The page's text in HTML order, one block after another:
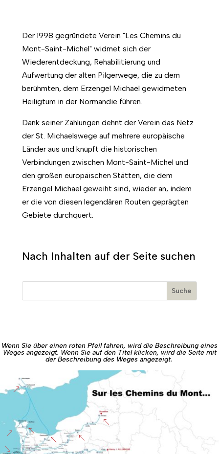
Der 1998 gegründete Verein "Les Chemins du
Mont-Saint-Michel" widmet sich der
Wiederentdeckung, Rehabilitierung und
Aufwertung der alten Pilgerwege, die zu dem
berühmten, dem Erzengel Michael gewidmeten
Heiligtum in der Normandie führen.
Dank seiner Zählungen dehnt der Verein das Netz
der St. Michaelswege auf mehrere europäische
Länder aus und knüpft die historischen
Verbindungen zwischen Mont-Saint-Michel und
den großen europäischen Stätten, die dem
Erzengel Michael geweiht sind, wieder an, indem
er die von diesen legendären Routen geprägten
Gebiete durchquert.
Nach Inhalten auf der Seite suchen
Wenn Sie über einen roten Pfeil fahren, wird die Beschreibung eines
Weges angezeigt. Wenn Sie auf den Titel klicken, wird die Seite mit
der Beschreibung des Weges angezeigt.
&
&
%
%
%
%
'